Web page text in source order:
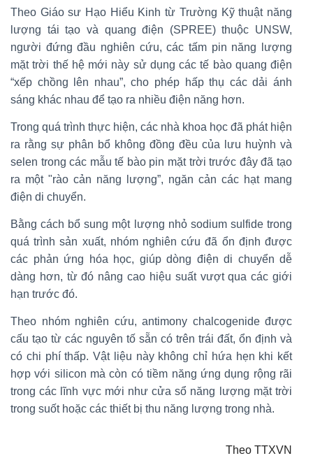
Theo Giáo sư Hạo Hiểu Kinh từ Trường Kỹ thuật năng
lượng tái tạo và quang điện (SPREE) thuộc UNSW,
người đứng đầu nghiên cứu, các tấm pin năng lượng
mặt trời thế hệ mới này sử dụng các tế bào quang điện
“xếp chồng lên nhau”, cho phép hấp thụ các dải ánh
sáng khác nhau để tạo ra nhiều điện năng hơn.
Trong quá trình thực hiện, các nhà khoa học đã phát hiện
ra rằng sự phân bổ không đồng đều của lưu huỳnh và
selen trong các mẫu tế bào pin mặt trời trước đây đã tạo
ra một "rào cản năng lượng”, ngăn cản các hạt mang
điện di chuyển.
Bằng cách bổ sung một lượng nhỏ sodium sulfide trong
quá trình sản xuất, nhóm nghiên cứu đã ổn định được
các phản ứng hóa học, giúp dòng điện di chuyển dễ
dàng hơn, từ đó nâng cao hiệu suất vượt qua các giới
hạn trước đó.
Theo nhóm nghiên cứu, antimony chalcogenide được
cấu tạo từ các nguyên tố sẵn có trên trái đất, ổn định và
có chi phí thấp. Vật liệu này không chỉ hứa hẹn khi kết
hợp với silicon mà còn có tiềm năng ứng dụng rộng rãi
trong các lĩnh vực mới như cửa sổ năng lượng mặt trời
trong suốt hoặc các thiết bị thu năng lượng trong nhà.
Theo TTXVN